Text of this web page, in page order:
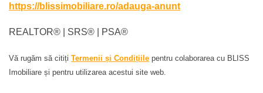
https://blissimobiliare.ro/adauga-anunt
REALTOR®️ | SRS®️ | PSA®️
Vă rugăm să citiți Termenii și Condițiile pentru colaborarea cu BLISS
Imobiliare și pentru utilizarea acestui site web.